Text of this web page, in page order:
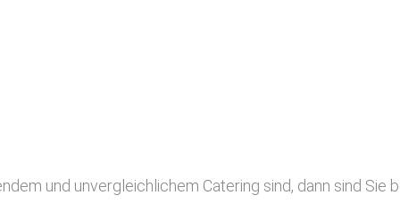
und unvergleichlichem Catering sind, dann sind Sie